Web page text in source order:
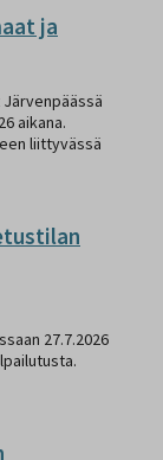
ja
aikana.
liittyvässä
27.7.2026